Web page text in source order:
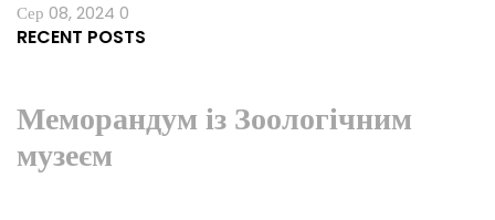
Сер 08, 2024 0
RECENT POSTS
Меморандум із Зоологічним
музеєм